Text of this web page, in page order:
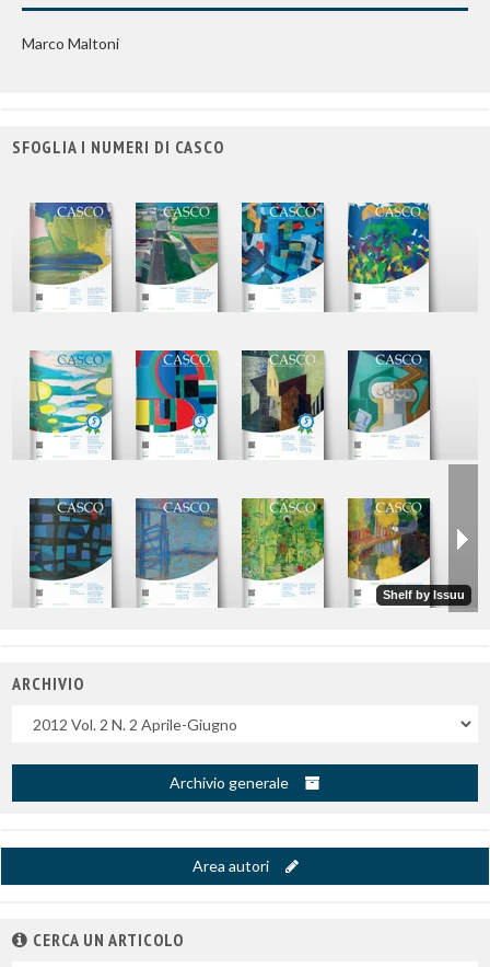
Marco Maltoni
SFOGLIA I NUMERI DI CASCO
ARCHIVIO
Archivio generale
Area autori
CERCA UN ARTICOLO